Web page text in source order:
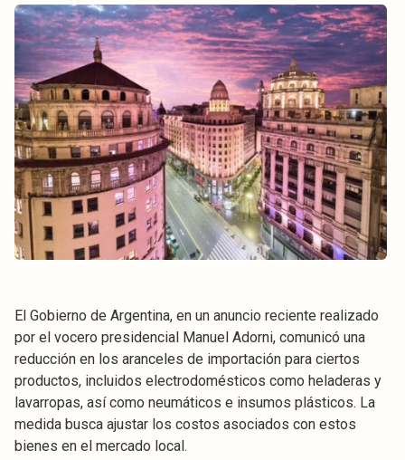
El Gobierno de Argentina, en un anuncio reciente realizado
por el vocero presidencial Manuel Adorni, comunicó una
reducción en los aranceles de importación para ciertos
productos, incluidos electrodomésticos como heladeras y
lavarropas, así como neumáticos e insumos plásticos. La
medida busca ajustar los costos asociados con estos
bienes en el mercado local.